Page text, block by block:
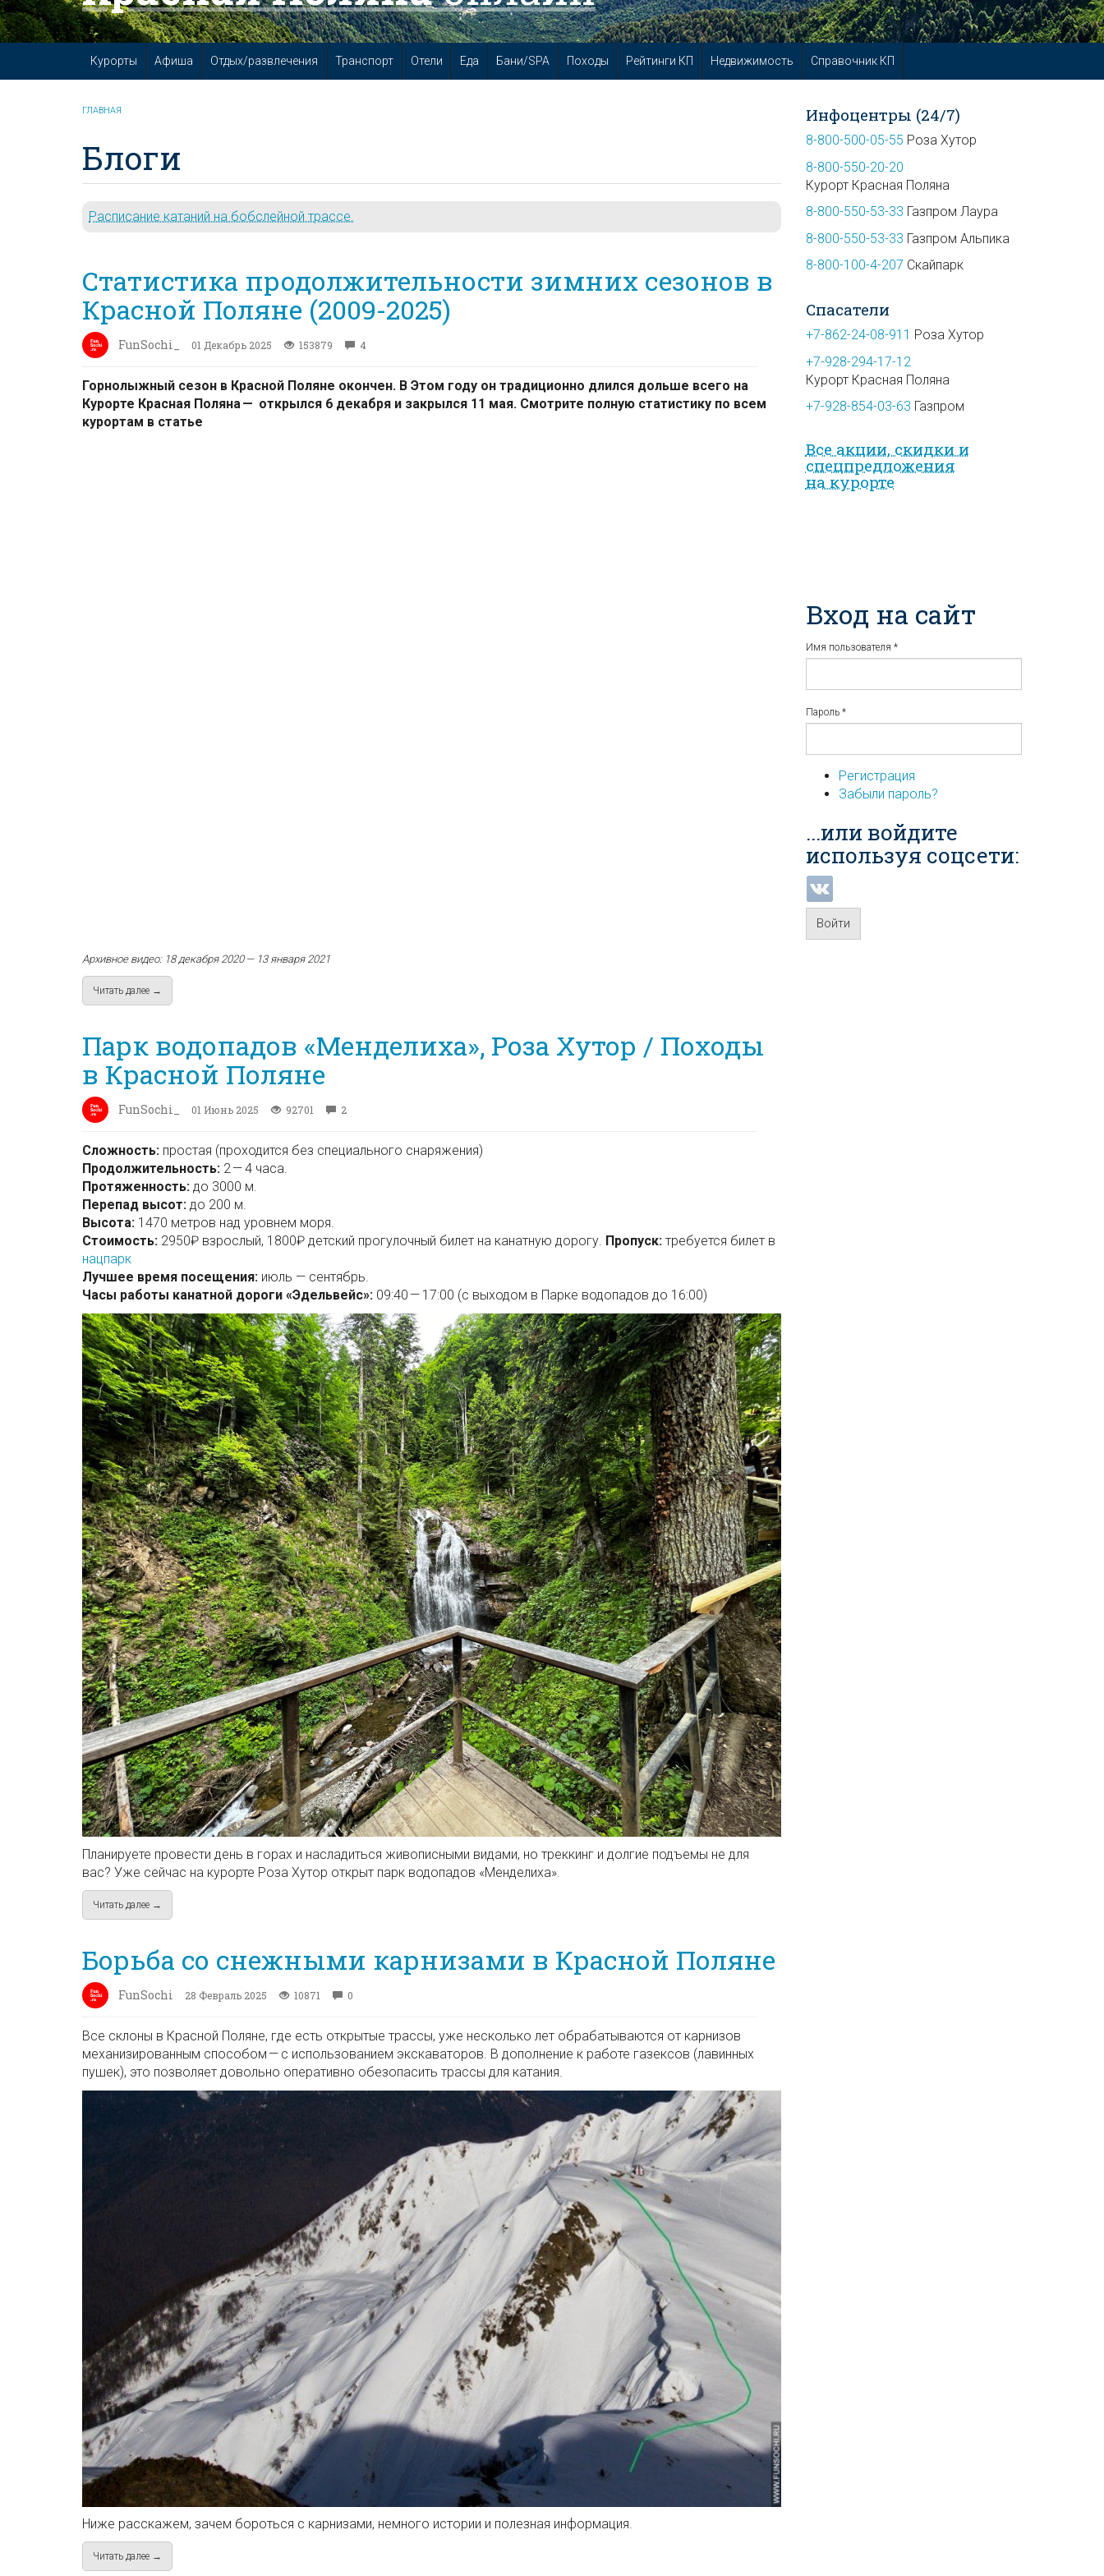
Курорты Афиша Отдых/развлечения Транспорт Отели Еда Бани/SPA Походы Рейтинги КП Недвижимость Справочник КП
ГЛАВНАЯ
Блоги
Расписание катаний на бобслейной трассе.
Статистика продолжительности зимних сезонов в
Красной Поляне (2009-2025)
FunSochi_ 01 Декабрь 2025 153879 4
Горнолыжный сезон в Красной Поляне окончен. В Этом году он традиционно длился дольше всего на
Курорте Красная Поляна — открылся 6 декабря и закрылся 11 мая. Смотрите полную статистику по всем
курортам в статье
Архивное видео: 18 декабря 2020 — 13 января 2021
Читать далее →
Парк водопадов «Менделиха», Роза Хутор / Походы
в Красной Поляне
FunSochi_ 01 Июнь 2025 92701 2
Сложность: простая (проходится без специального снаряжения)
Продолжительность: 2 — 4 часа.
Протяженность: до 3000 м.
Перепад высот: до 200 м.
Высота: 1470 метров над уровнем моря.
Стоимость: 2950₽ взрослый, 1800₽ детский прогулочный билет на канатную дорогу. Пропуск: требуется билет в
нацпарк
Лучшее время посещения: июль — сентябрь.
Часы работы канатной дороги «Эдельвейс»: 09:40 — 17:00 (с выходом в Парке водопадов до 16:00)
Планируете провести день в горах и насладиться живописными видами, но треккинг и долгие подъемы не для
вас? Уже сейчас на курорте Роза Хутор открыт парк водопадов «Менделиха».
Читать далее →
Борьба со снежными карнизами в Красной Поляне
FunSochi 28 Февраль 2025 10871 0
Все склоны в Красной Поляне, где есть открытые трассы, уже несколько лет обрабатываются от карнизов
механизированным способом — с использованием экскаваторов. В дополнение к работе газексов (лавинных
пушек), это позволяет довольно оперативно обезопасить трассы для катания.
Ниже расскажем, зачем бороться с карнизами, немного истории и полезная информация.
Читать далее →
Инфоцентры (24/7)
8-800-500-05-55 Роза Хутор
8-800-550-20-20
Курорт Красная Поляна
8-800-550-53-33 Газпром Лаура
8-800-550-53-33 Газпром Альпика
8-800-100-4-207 Скайпарк
Спасатели
+7-862-24-08-911 Роза Хутор
+7-928-294-17-12
Курорт Красная Поляна
+7-928-854-03-63 Газпром
Все акции, скидки и
спец­предложе­ния
на курорте
Вход на сайт
Имя пользователя *
Пароль *
Регистрация
Забыли пароль?
...или войдите
используя соцсети:
Войти